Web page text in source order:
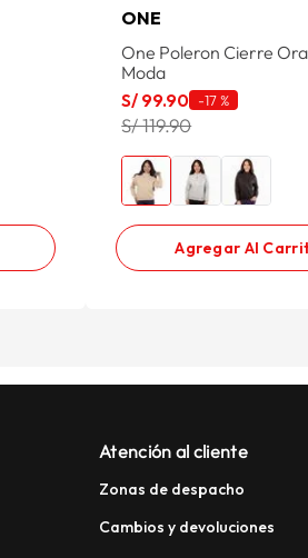
ONE
One Poleron Cierre
Moda
S/ 99.90 -17 %
S/ 119.90
Agregar Al
Atención al cliente
Zonas de despacho
Cambios y devoluciones